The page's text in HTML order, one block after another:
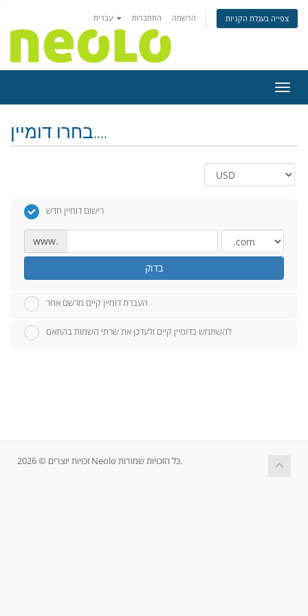
התחברות הרשמה צפייה בעגלת הקניות
בחרו דומיין....
רישום דומיין חדש
www.
בדוק
העברת דומיין קיים מרשם אחר
להשתמש בדומיין קיים ולעדכן את שרתי השמות בהתאם
זכויות יוצרים © 2026 Neolo כל הזכויות שמורות.